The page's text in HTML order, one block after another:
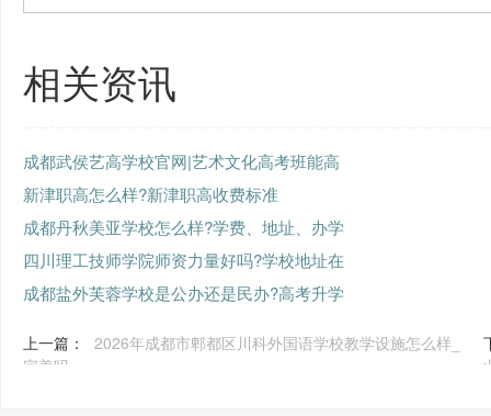
相关资讯
成都武侯艺高学校官网|艺术文化高考班能高
新津职高怎么样?新津职高收费标准
成都丹秋美亚学校怎么样?学费、地址、办学
四川理工技师学院师资力量好吗?学校地址在
成都盐外芙蓉学校是公办还是民办?高考升学
上一篇：
2026年成都市郫都区川科外国语学校教学设施怎么样_
完善吗